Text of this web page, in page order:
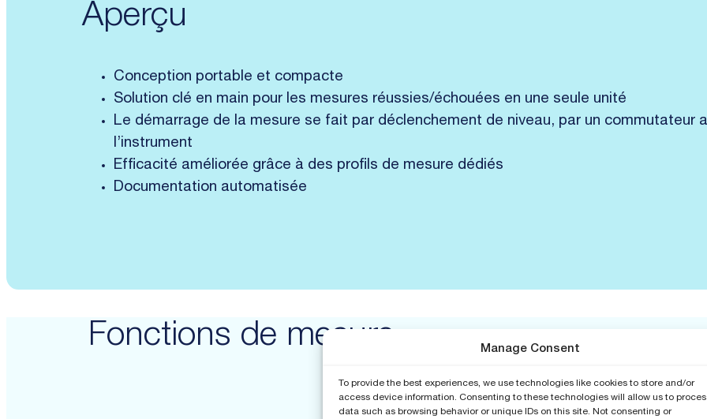
Manage Consent
To provide the best experiences, we use technologies like cookies to store and/or
access device information. Consenting to these technologies will allow us to
data such as browsing behavior or unique IDs on this site. Not consenting or
Aperçu
Conception portable et compacte
Solution clé en main pour les mesures réussies/échouées en une seule unité
Le démarrage de la mesure se fait par déclenchement de niveau, par un commutateur
l’instrument
Efficacité améliorée grâce à des profils de mesure dédiés
Documentation automatisée
Fonctions de mesure